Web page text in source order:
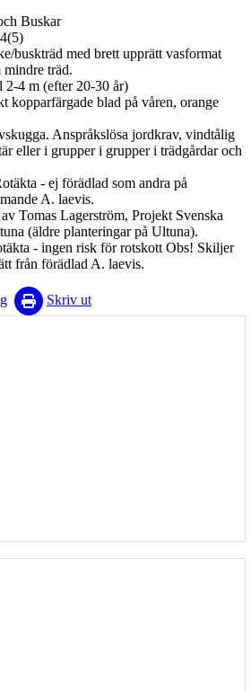
Buskar
buskträd med brett upprätt vasformat
träd.
2-4 m (efter 20-30 år)
kopparfärgade blad på våren, orange
Anspråkslösa jordkrav, vindtålig
eller i grupper i grupper i trädgårdar och
- ej förädlad som andra på
A. laevis.
Tomas Lagerström, Projekt Svenska
(äldre planteringar på Ultuna).
- ingen risk för rotskott Obs! Skiljer
från förädlad A. laevis.
Skriv ut